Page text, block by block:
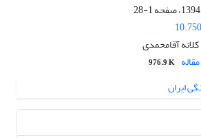
1-28
آقامحمدی
976.9 K